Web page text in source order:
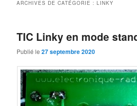
ARCHIVES DE CATÉGORIE :LINKY
TIC Linky en mode
Publié le27 septembre 2020